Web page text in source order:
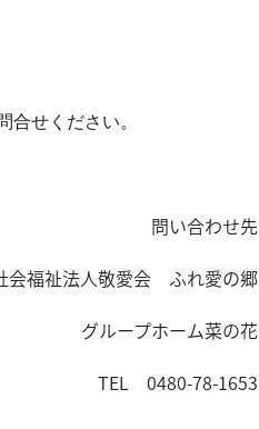
せください。
問い合わせ先
会福祉法人敬愛会 ふれ愛の郷
グループホーム菜の花
TEL 0480-78-1653